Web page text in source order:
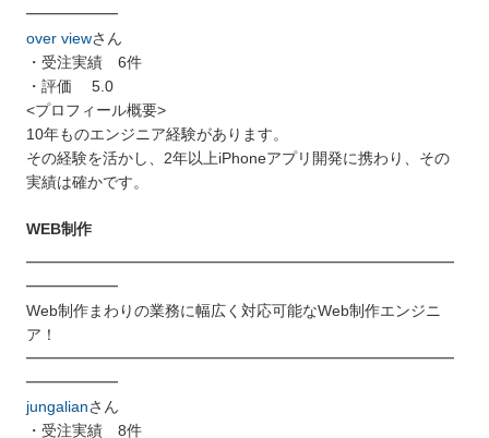
━━━━━━
over viewさん
・受注実績 6件
・評価 5.0
<プロフィール概要>
10年ものエンジニア経験があります。
その経験を活かし、2年以上iPhoneアプリ開発に携わり、その
実績は確かです。
WEB制作
━━━━━━━━━━━━━━━━━━━━━━━━━━━━
━━━━━━
Web制作まわりの業務に幅広く対応可能なWeb制作エンジニ
ア！
━━━━━━━━━━━━━━━━━━━━━━━━━━━━
━━━━━━
jungalianさん
・受注実績 8件